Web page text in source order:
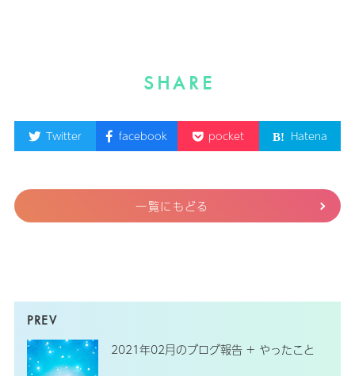
SHARE
Twitter facebook pocket Hatena
一覧にもどる
2021年02月のブログ報告 + やったこと